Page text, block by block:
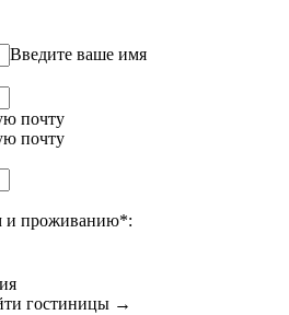
Введите ваше имя
почту
почту
и проживанию*:
гостиницы →